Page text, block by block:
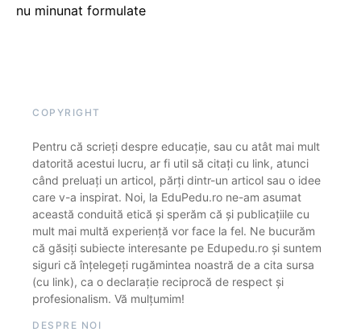
nu minunat formulate
COPYRIGHT
Pentru că scrieți despre educație, sau cu atât mai mult
datorită acestui lucru, ar fi util să citați cu link, atunci
când preluați un articol, părți dintr-un articol sau o idee
care v-a inspirat. Noi, la EduPedu.ro ne-am asumat
această conduită etică și sperăm că și publicațiile cu
mult mai multă experiență vor face la fel. Ne bucurăm
că găsiți subiecte interesante pe Edupedu.ro și suntem
siguri că înțelegeți rugămintea noastră de a cita sursa
(cu link), ca o declarație reciprocă de respect și
profesionalism. Vă mulțumim!
DESPRE NOI